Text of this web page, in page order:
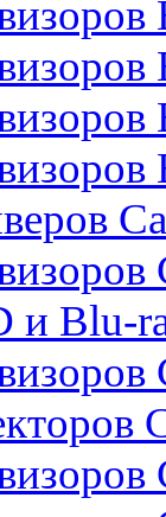
и Blu-